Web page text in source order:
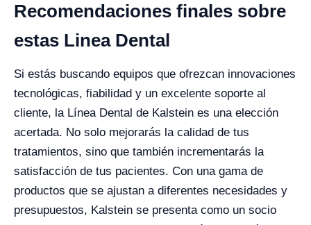
Recomendaciones finales sobre
estas Linea Dental
Si estás buscando equipos que ofrezcan innovaciones
tecnológicas, fiabilidad y un excelente soporte al
cliente, la Línea Dental de Kalstein es una elección
acertada. No solo mejorarás la calidad de tus
tratamientos, sino que también incrementarás la
satisfacción de tus pacientes. Con una gama de
productos que se ajustan a diferentes necesidades y
presupuestos, Kalstein se presenta como un socio